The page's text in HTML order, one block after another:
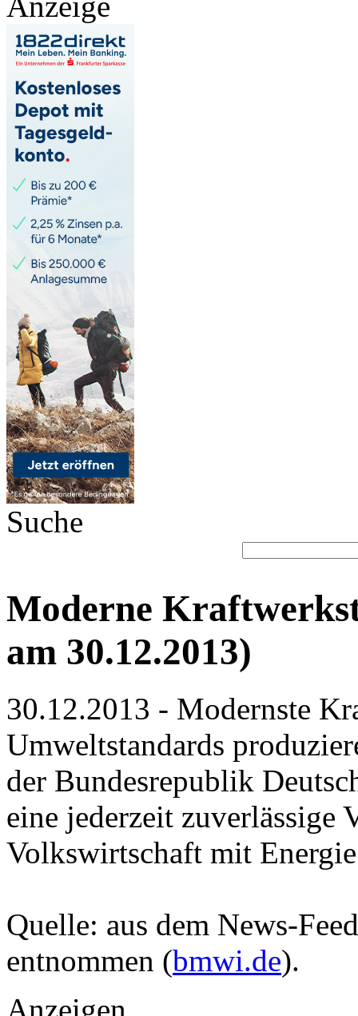
Suche
Moderne
am 30.12.2013)
30.12.2013 - Modernste
Umweltstandards
der Bundesrepublik
eine jederzeit zuverlässige
Volkswirtschaft mit
Quelle: aus dem News-
entnommen (bmwi.de).
Anzeigen